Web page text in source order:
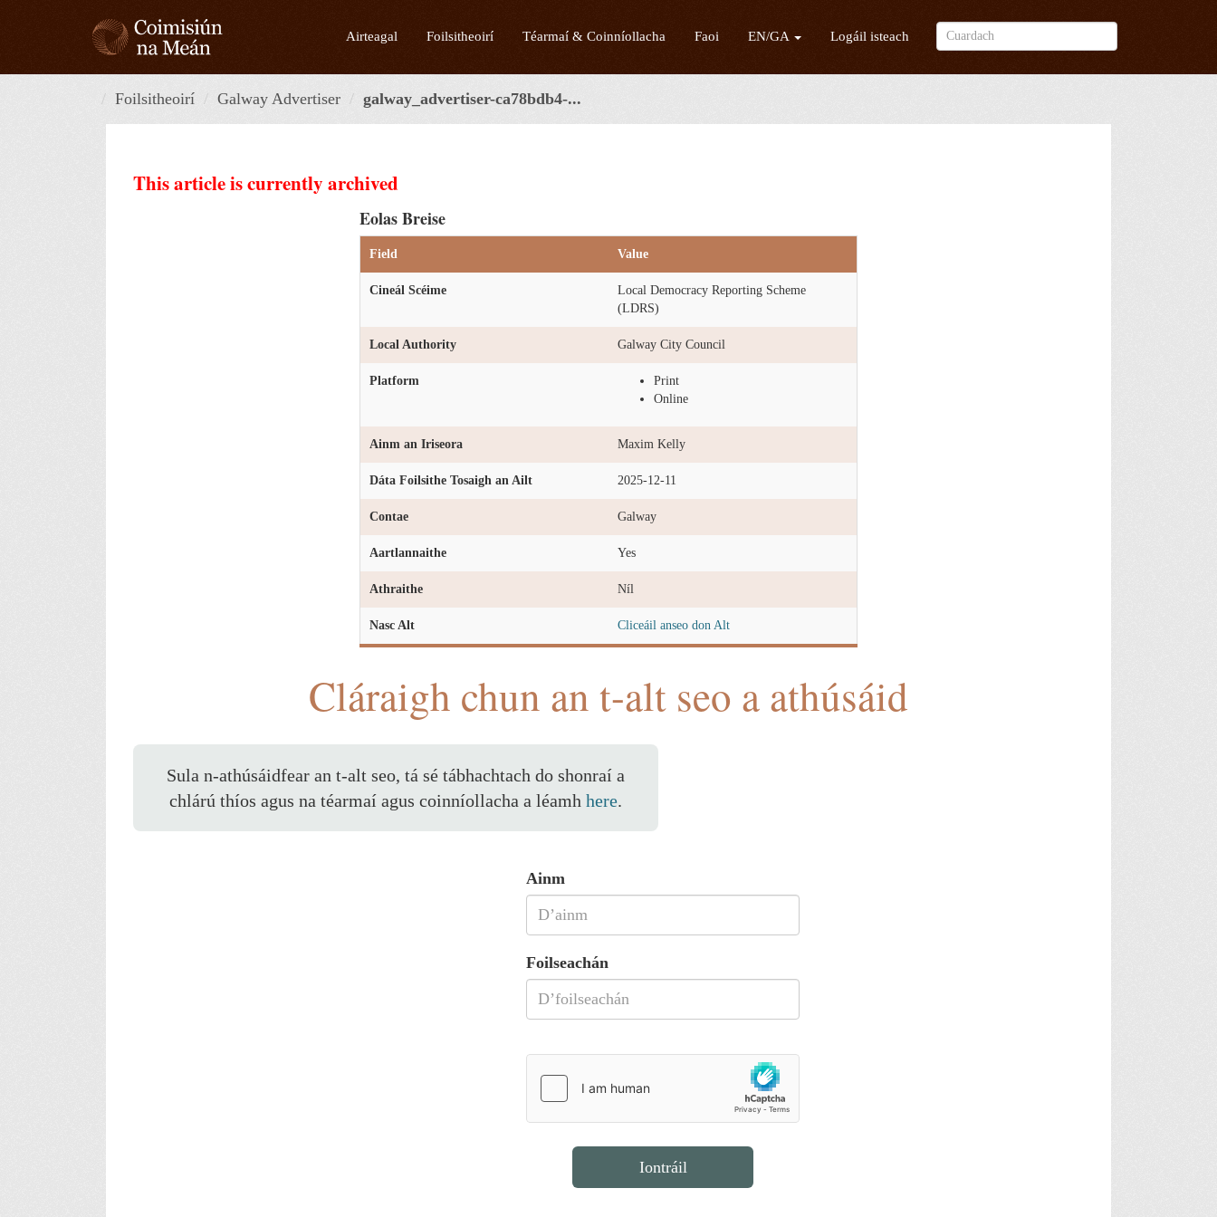
Airteagal Foilsitheoirí Téarmaí & Coinníollacha Faoi EN/GA Logáil isteach
Foilsitheoirí Galway Advertiser galway_advertiser-ca78bdb4-...
This article is currently archived
Eolas Breise
Field Value
Cineál Scéime
Local Democracy Reporting Scheme
(LDRS)
Local Authority Galway City Council
Platform
Print
Online
Ainm an Iriseora Maxim Kelly
Dáta Foilsithe Tosaigh an Ailt 2025-12-11
Contae Galway
Aartlannaithe Yes
Athraithe Níl
Nasc Alt Cliceáil anseo don Alt
Cláraigh chun an t-alt seo a athúsáid
Sula n-athúsáidfear an t-alt seo, tá sé tábhachtach do shonraí a
chlárú thíos agus na téarmaí agus coinníollacha a léamh here.
Ainm
Foilseachán
Iontráil